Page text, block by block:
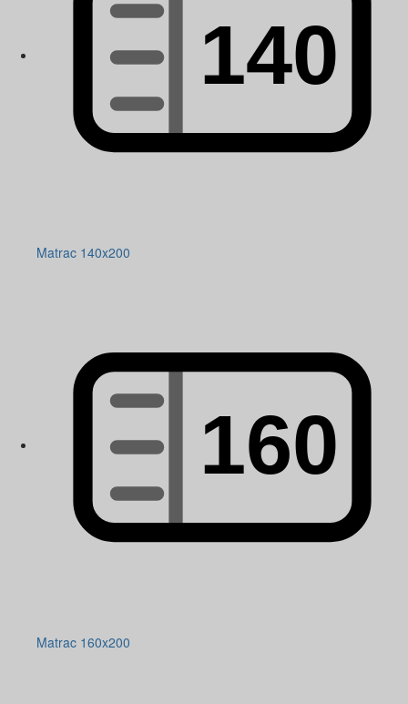
Matrac 140x200
Matrac 160x200